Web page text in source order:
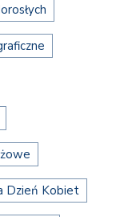
Dzień Kobiet